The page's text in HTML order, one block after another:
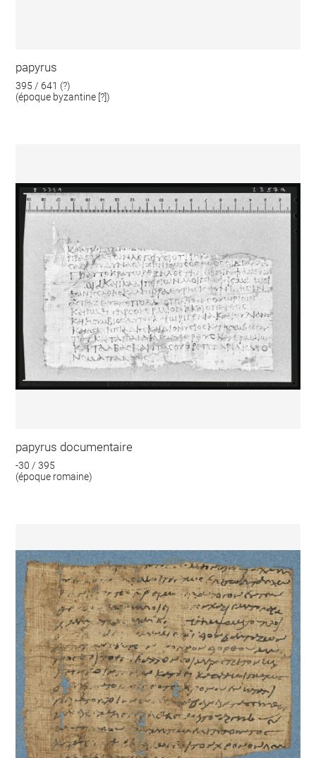
papyrus
395 / 641 (?)
(époque byzantine [?])
papyrus documentaire
-30 / 395
(époque romaine)